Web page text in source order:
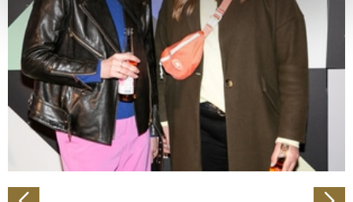
bestimmten Merkmalen (Fingerprinting) identifizieren
Erfahren Sie mehr darüber, wie Ihre persönlichen Daten
verarbeitet werden, und legen Sie Ihre Präferenzen im
Abschnitt Einzelheitenfest.
Wir verwenden Cookies, um Inhalte und Anzeigen zu
personalisieren, Funktionen für soziale Medien anbieten
zu können und die Zugriffe auf unsere Website zu
analysieren. Außerdem geben wir Informationen zu Ihrer
Verwendung unserer Website an unsere Partner für
soziale Medien, Werbung und Analysen weiter. Unsere